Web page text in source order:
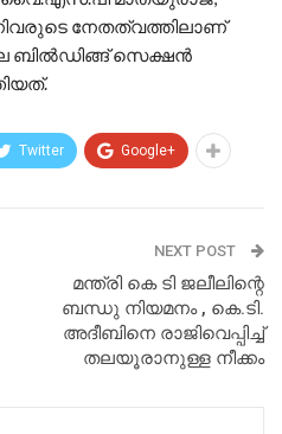
നേതത്വത്തിലാണ്
സെക്ഷന്‍
Twitter Google+
NEXT POST
മന്ത്രി കെ ടി ജലീലിന്റെ
ബന്ധു നിയമനം , കെ.ടി.
അദീബിനെ രാജിവെപ്പിച്ച്
തലയൂരാനുള്ള നീക്കം